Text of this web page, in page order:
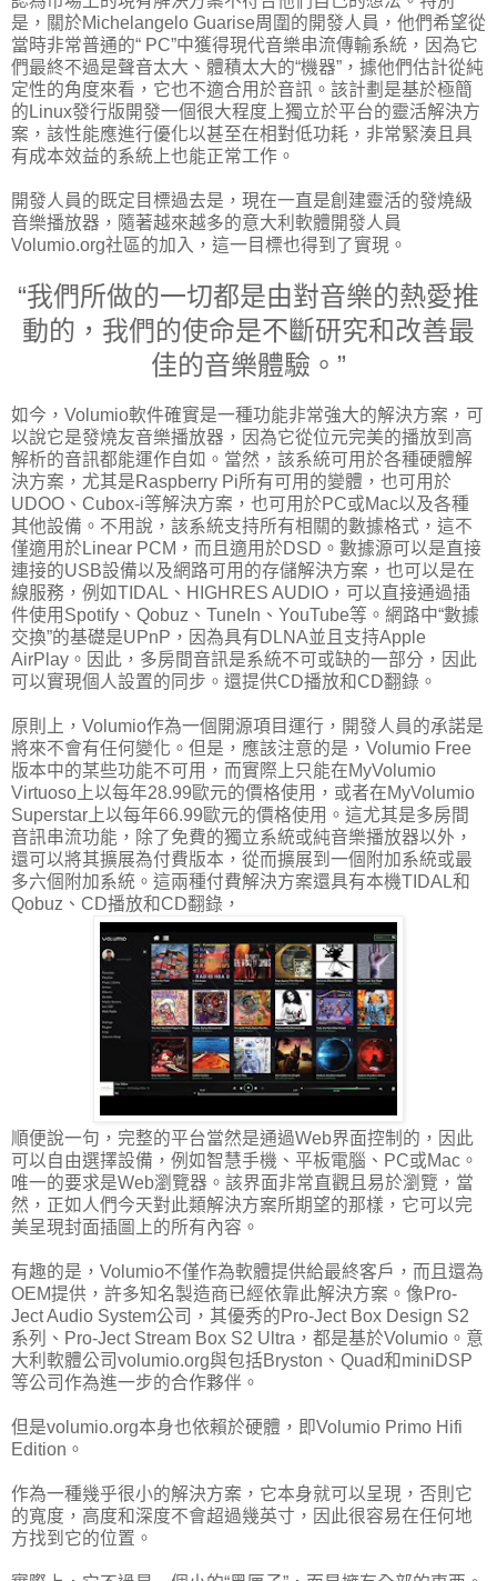
是，關於Michelangelo Guarise周圍的開發人員，他們希望從
當時非常普通的“ PC”中獲得現代音樂串流傳輸系統，因為它
們最終不過是聲音太大、體積太大的“機器”，據他們估計從純
定性的角度來看，它也不適合用於音訊。該計劃是基於極簡
的Linux發行版開發一個很大程度上獨立於平台的靈活解決方
案，該性能應進行優化以甚至在相對低功耗，非常緊湊且具
有成本效益的系統上也能正常工作。
開發人員的既定目標過去是，現在一直是創建靈活的發燒級
音樂播放器，隨著越來越多的意大利軟體開發人員
Volumio.org社區的加入，這一目標也得到了實現。
“我們所做的一切都是由對音樂的熱愛推
動的，我們的使命是不斷研究和改善最
佳的音樂體驗。”
如今，Volumio軟件確實是一種功能非常強大的解決方案，可
以說它是發燒友音樂播放器，因為它從位元完美的播放到高
解析的音訊都能運作自如。當然，該系統可用於各種硬體解
決方案，尤其是Raspberry Pi所有可用的變體，也可用於
UDOO、Cubox-i等解決方案，也可用於PC或Mac以及各種
其他設備。不用說，該系統支持所有相關的數據格式，這不
僅適用於Linear PCM，而且適用於DSD。數據源可以是直接
連接的USB設備以及網路可用的存儲解決方案，也可以是在
線服務，例如TIDAL、HIGHRES AUDIO，可以直接通過插
件使用Spotify、Qobuz、TuneIn、YouTube等。網路中“數據
交換”的基礎是UPnP，因為具有DLNA並且支持Apple
AirPlay。因此，多房間音訊是系統不可或缺的一部分，因此
可以實現個人設置的同步。還提供CD播放和CD翻錄。
原則上，Volumio作為一個開源項目運行，開發人員的承諾是
將來不會有任何變化。但是，應該注意的是，Volumio Free
版本中的某些功能不可用，而實際上只能在MyVolumio
Virtuoso上以每年28.99歐元的價格使用，或者在MyVolumio
Superstar上以每年66.99歐元的價格使用。這尤其是多房間
音訊串流功能，除了免費的獨立系統或純音樂播放器以外，
還可以將其擴展為付費版本，從而擴展到一個附加系統或最
多六個附加系統。這兩種付費解決方案還具有本機TIDAL和
Qobuz、CD播放和CD翻錄，
順便說一句，完整的平台當然是通過Web界面控制的，因此
可以自由選擇設備，例如智慧手機、平板電腦、PC或Mac。
唯一的要求是Web瀏覽器。該界面非常直觀且易於瀏覽，當
然，正如人們今天對此類解決方案所期望的那樣，它可以完
美呈現封面插圖上的所有內容。
有趣的是，Volumio不僅作為軟體提供給最終客戶，而且還為
OEM提供，許多知名製造商已經依靠此解決方案。像Pro-
Ject Audio System公司，其優秀的Pro-Ject Box Design S2
系列、Pro-Ject Stream Box S2 Ultra，都是基於Volumio。意
大利軟體公司volumio.org與包括Bryston、Quad和miniDSP
等公司作為進一步的合作夥伴。
但是volumio.org本身也依賴於硬體，即Volumio Primo Hifi
Edition。
作為一種幾乎很小的解決方案，它本身就可以呈現，否則它
的寬度，高度和深度不會超過幾英寸，因此很容易在任何地
方找到它的位置。